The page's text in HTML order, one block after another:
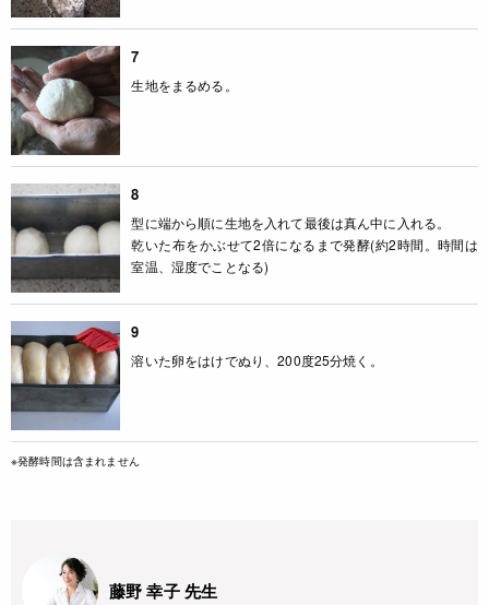
7
生地をまるめる。
8
型に端から順に生地を入れて最後は真ん中に入れる。
乾いた布をかぶせて2倍になるまで発酵(約2時間。時間は
室温、湿度でことなる)
9
溶いた卵をはけでぬり、200度25分焼く。
※発酵時間は含まれません
藤野 幸子 先生